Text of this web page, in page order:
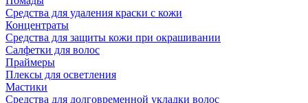
Средства для удаления краски с кожи
Концентраты
Средства для защиты кожи при окрашивании
Салфетки для волос
Праймеры
Плексы для осветления
Мастики
Средства для долговременной укладки волос